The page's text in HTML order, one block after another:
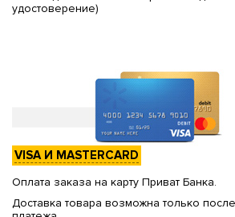
удостоверение)
VISA И MASTERCARD
Оплата заказа на карту Приват Банка.
Доставка товара возможна только